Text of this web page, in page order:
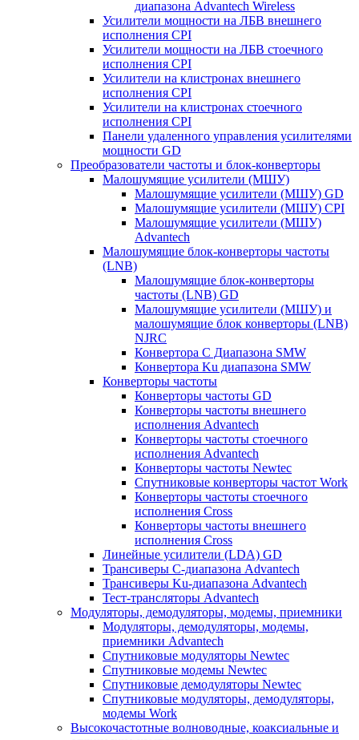
диапазона Advantech Wireless
Усилители мощности на ЛБВ внешнего
исполнения CPI
Усилители мощности на ЛБВ стоечного
исполнения CPI
Усилители на клистронах внешнего
исполнения CPI
Усилители на клистронах стоечного
исполнения CPI
Панели удаленного управления усилителями
мощности GD
Преобразователи частоты и блок-конверторы
Малошумящие усилители (МШУ)
Малошумящие усилители (МШУ) GD
Малошумящие усилители (МШУ) CPI
Малошумящие усилители (МШУ)
Advantech
Малошумящие блок-конверторы частоты
(LNB)
Малошумящие блок-конверторы
частоты (LNB) GD
Малошумящие усилители (МШУ) и
малошумящие блок конверторы (LNB)
NJRC
Конвертора C Диапазона SMW
Конвертора Ku диапазона SMW
Конверторы частоты
Конверторы частоты GD
Конверторы частоты внешнего
исполнения Advantech
Конверторы частоты стоечного
исполнения Advantech
Конверторы частоты Newtec
Спутниковые конверторы частот Work
Конверторы частоты стоечного
исполнения Cross
Конверторы частоты внешнего
исполнения Cross
Линейные усилители (LDA) GD
Трансиверы С-диапазона Advantech
Трансиверы Ku-диапазона Advantech
Тест-трансляторы Advantech
Модуляторы, демодуляторы, модемы, приемники
Модуляторы, демодуляторы, модемы,
приемники Advantech
Спутниковые модуляторы Newtec
Спутниковые модемы Newtec
Спутниковые демодуляторы Newtec
Спутниковые модуляторы, демодуляторы,
модемы Work
Высокочастотные волноводные, коаксиальные и